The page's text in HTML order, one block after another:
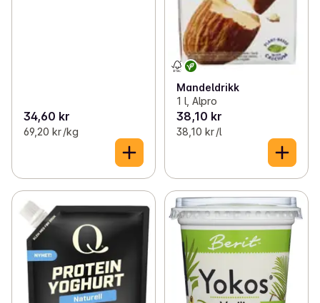
34,60 kr
69,20 kr /kg
Mandeldrikk
1 l, Alpro
38,10 kr
38,10 kr /l